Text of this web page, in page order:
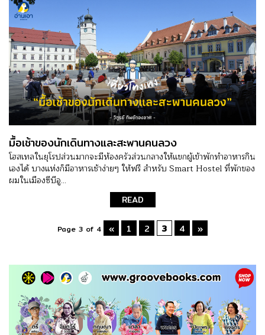
มื้อเช้าของนักเดินทางและสะพานคนลวง
โฮสเทลในยุโรปส่วนมากจะมีห้องครัวส่วนกลางให้แขกผู้เข้าพักทำอาหารกิน
เองได้ บางแห่งก็มีอาหารเช้าง่ายๆ ให้ฟรี สำหรับ Smart Hostel ที่พักของ
ผมในเมืองซีบีอู...
READ
Page 3 of 4 « 1 2 3 4 »